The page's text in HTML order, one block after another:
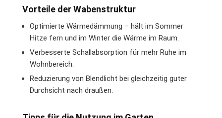
Vorteile der Wabenstruktur
Optimierte Wärmedämmung – hält im Sommer
Hitze fern und im Winter die Wärme im Raum.
Verbesserte Schallabsorption für mehr Ruhe im
Wohnbereich.
Reduzierung von Blendlicht bei gleichzeitig guter
Durchsicht nach draußen.